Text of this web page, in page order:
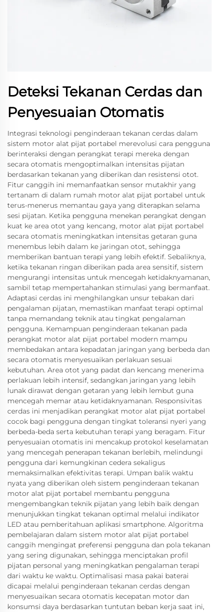
Deteksi Tekanan Cerdas dan
Penyesuaian Otomatis
Integrasi teknologi penginderaan tekanan cerdas dalam
sistem motor alat pijat portabel merevolusi cara pengguna
berinteraksi dengan perangkat terapi mereka dengan
secara otomatis mengoptimalkan intensitas pijatan
berdasarkan tekanan yang diberikan dan resistensi otot.
Fitur canggih ini memanfaatkan sensor mutakhir yang
tertanam di dalam rumah motor alat pijat portabel untuk
terus-menerus memantau gaya yang diterapkan selama
sesi pijatan. Ketika pengguna menekan perangkat dengan
kuat ke area otot yang kencang, motor alat pijat portabel
secara otomatis meningkatkan intensitas getaran guna
menembus lebih dalam ke jaringan otot, sehingga
memberikan bantuan terapi yang lebih efektif. Sebaliknya,
ketika tekanan ringan diberikan pada area sensitif, sistem
mengurangi intensitas untuk mencegah ketidaknyamanan,
sambil tetap mempertahankan stimulasi yang bermanfaat.
Adaptasi cerdas ini menghilangkan unsur tebakan dari
pengalaman pijatan, memastikan manfaat terapi optimal
tanpa memandang teknik atau tingkat pengalaman
pengguna. Kemampuan penginderaan tekanan pada
perangkat motor alat pijat portabel modern mampu
membedakan antara kepadatan jaringan yang berbeda dan
secara otomatis menyesuaikan perlakuan sesuai
kebutuhan. Area otot yang padat dan kencang menerima
perlakuan lebih intensif, sedangkan jaringan yang lebih
lunak dirawat dengan getaran yang lebih lembut guna
mencegah memar atau ketidaknyamanan. Responsivitas
cerdas ini menjadikan perangkat motor alat pijat portabel
cocok bagi pengguna dengan tingkat toleransi nyeri yang
berbeda-beda serta kebutuhan terapi yang beragam. Fitur
penyesuaian otomatis ini mencakup protokol keselamatan
yang mencegah penerapan tekanan berlebih, melindungi
pengguna dari kemungkinan cedera sekaligus
memaksimalkan efektivitas terapi. Umpan balik waktu
nyata yang diberikan oleh sistem penginderaan tekanan
motor alat pijat portabel membantu pengguna
mengembangkan teknik pijatan yang lebih baik dengan
menunjukkan tingkat tekanan optimal melalui indikator
LED atau pemberitahuan aplikasi smartphone. Algoritma
pembelajaran dalam sistem motor alat pijat portabel
canggih mengingat preferensi pengguna dan pola tekanan
yang sering digunakan, sehingga menciptakan profil
pijatan personal yang meningkatkan pengalaman terapi
dari waktu ke waktu. Optimalisasi masa pakai baterai
dicapai melalui penginderaan tekanan cerdas dengan
menyesuaikan secara otomatis kecepatan motor dan
konsumsi daya berdasarkan tuntutan beban kerja saat ini,